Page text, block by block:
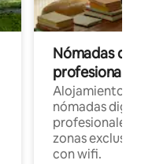
Nómadas
Alojamientos
nómadas
profesionales
zonas
con wifi.